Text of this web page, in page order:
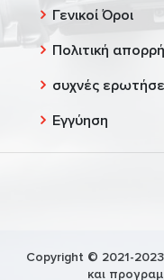
Γενικοί Όροι
Πολιτική
συχνές
Εγγύηση
Copyright © 2021-
και